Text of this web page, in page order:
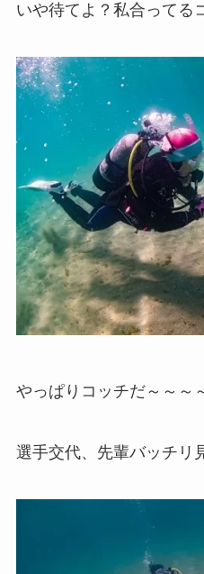
いや待てよ？私合ってる
やっぱりコッチだ～～～
選手交代、先輩バッチリ